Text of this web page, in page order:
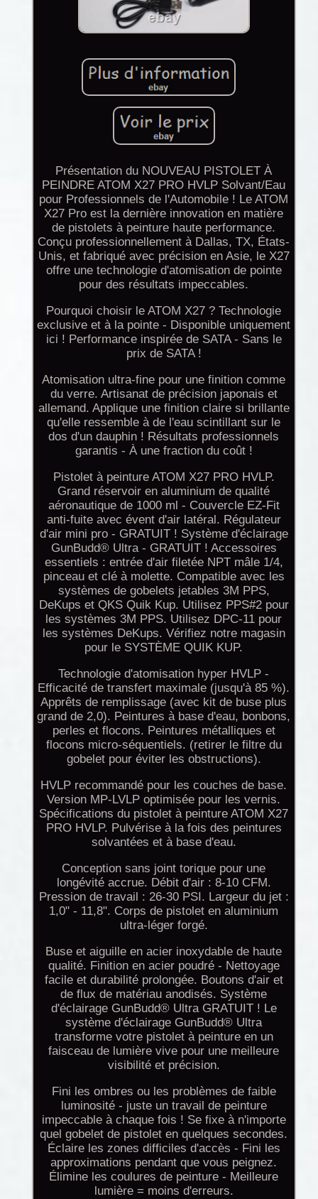
Présentation du NOUVEAU PISTOLET À
PEINDRE ATOM X27 PRO HVLP Solvant/Eau
pour Professionnels de l'Automobile ! Le ATOM
X27 Pro est la dernière innovation en matière
de pistolets à peinture haute performance.
Conçu professionnellement à Dallas, TX, États-
Unis, et fabriqué avec précision en Asie, le X27
offre une technologie d'atomisation de pointe
pour des résultats impeccables.
Pourquoi choisir le ATOM X27 ? Technologie
exclusive et à la pointe - Disponible uniquement
ici ! Performance inspirée de SATA - Sans le
prix de SATA !
Atomisation ultra-fine pour une finition comme
du verre. Artisanat de précision japonais et
allemand. Applique une finition claire si brillante
qu'elle ressemble à de l'eau scintillant sur le
dos d'un dauphin ! Résultats professionnels
garantis - À une fraction du coût !
Pistolet à peinture ATOM X27 PRO HVLP.
Grand réservoir en aluminium de qualité
aéronautique de 1000 ml - Couvercle EZ-Fit
anti-fuite avec évent d'air latéral. Régulateur
d'air mini pro - GRATUIT ! Système d'éclairage
GunBudd® Ultra - GRATUIT ! Accessoires
essentiels : entrée d'air filetée NPT mâle 1/4,
pinceau et clé à molette. Compatible avec les
systèmes de gobelets jetables 3M PPS,
DeKups et QKS Quik Kup. Utilisez PPS#2 pour
les systèmes 3M PPS. Utilisez DPC-11 pour
les systèmes DeKups. Vérifiez notre magasin
pour le SYSTÈME QUIK KUP.
Technologie d'atomisation hyper HVLP -
Efficacité de transfert maximale (jusqu'à 85 %).
Apprêts de remplissage (avec kit de buse plus
grand de 2,0). Peintures à base d'eau, bonbons,
perles et flocons. Peintures métalliques et
flocons micro-séquentiels. (retirer le filtre du
gobelet pour éviter les obstructions).
HVLP recommandé pour les couches de base.
Version MP-LVLP optimisée pour les vernis.
Spécifications du pistolet à peinture ATOM X27
PRO HVLP. Pulvérise à la fois des peintures
solvantées et à base d'eau.
Conception sans joint torique pour une
longévité accrue. Débit d'air : 8-10 CFM.
Pression de travail : 26-30 PSI. Largeur du jet :
1,0" - 11,8". Corps de pistolet en aluminium
ultra-léger forgé.
Buse et aiguille en acier inoxydable de haute
qualité. Finition en acier poudré - Nettoyage
facile et durabilité prolongée. Boutons d'air et
de flux de matériau anodisés. Système
d'éclairage GunBudd® Ultra GRATUIT ! Le
système d'éclairage GunBudd® Ultra
transforme votre pistolet à peinture en un
faisceau de lumière vive pour une meilleure
visibilité et précision.
Fini les ombres ou les problèmes de faible
luminosité - juste un travail de peinture
impeccable à chaque fois ! Se fixe à n'importe
quel gobelet de pistolet en quelques secondes.
Éclaire les zones difficiles d'accès - Fini les
approximations pendant que vous peignez.
Élimine les coulures de peinture - Meilleure
lumière = moins d'erreurs.